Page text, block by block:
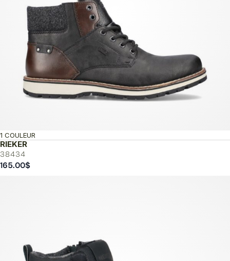
RIEKER
38434
1 COULEUR
165.00$